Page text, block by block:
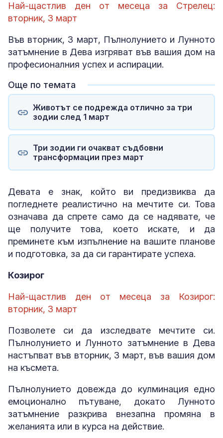
Най-щастлив ден от месеца за Стрелец:
вторник, 3 март
Във вторник, 3 март, Пълнолунието и Лунното
затъмнение в Дева изгряват във вашия дом на
професионалния успех и аспирации.
Още по темата
Животът се подрежда отлично за три
зодии след 1 март
Три зодии ги очакват съдбовни
трансформации през март
Девата е знак, който ви предизвиква да
погледнете реалистично на мечтите си. Това
означава да спрете само да се надявате, че
ще получите това, което искате, и да
преминете към изпълнение на вашите планове
и подготовка, за да си гарантирате успеха.
Козирог
Най-щастлив ден от месеца за Козирог:
вторник, 3 март
Позволете си да изследвате мечтите си.
Пълнолунието и Лунното затъмнение в Дева
настъпват във вторник, 3 март, във вашия дом
на късмета.
Пълнолунието довежда до кулминация едно
емоционално пътуване, докато Лунното
затъмнение разкрива внезапна промяна в
желанията или в курса на действие.